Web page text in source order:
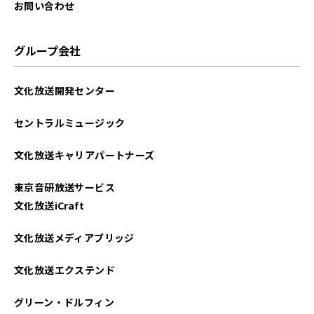
お問い合わせ
グループ会社
文化放送開発センター
セントラルミュージック
文化放送キャリアパートナーズ
東京音研放送サービス
文化放送iCraft
文化放送メディアブリッジ
文化放送エクステンド
グリーン・ドルフィン